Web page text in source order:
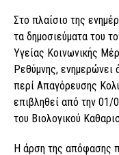
Στο πλαίσιο της
τα δημοσιεύματα του
Υγείας Κοινωνικής
Ρεθύμνης,
περί Απαγόρευσης
επιβληθεί από την
του Βιολογικού
Η άρση της απόφασης